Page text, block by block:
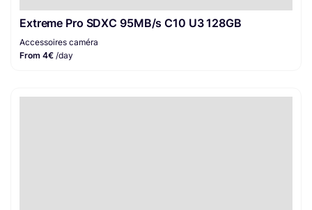
Extreme Pro SDXC 95MB/s C10 U3 128GB
Accessoires caméra
From 4€ /day